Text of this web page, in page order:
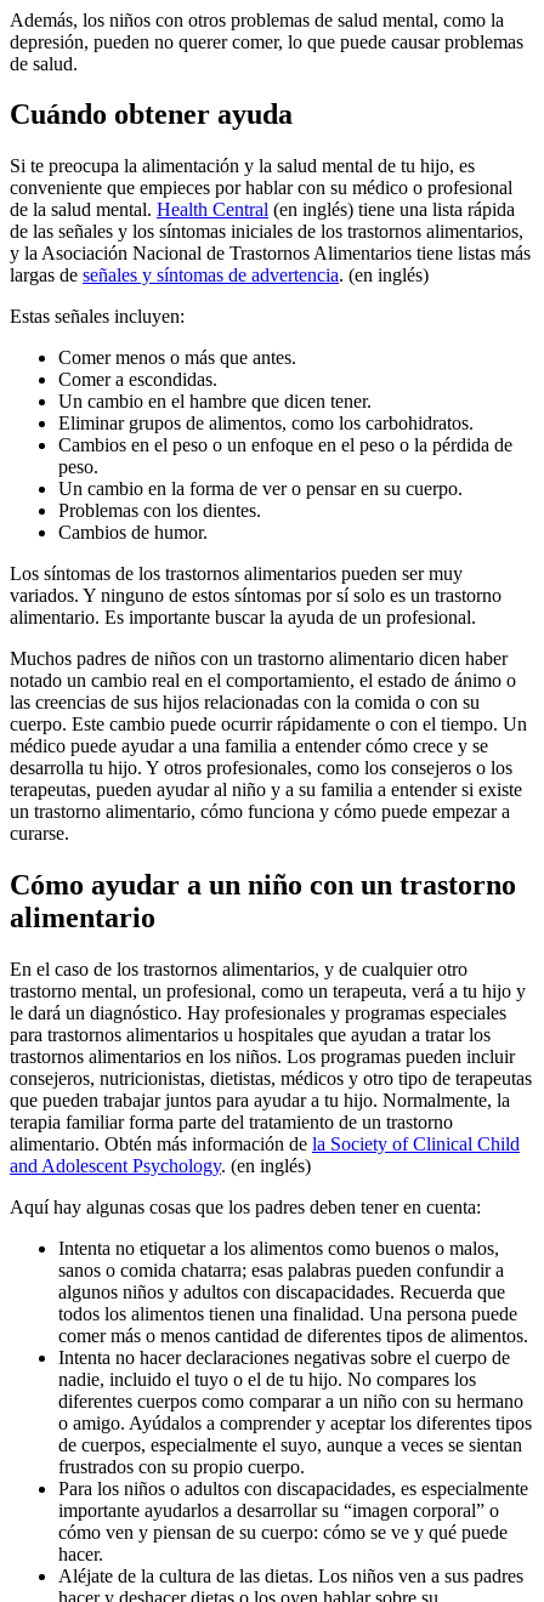
Además, los niños con otros problemas de salud mental, como la
depresión, pueden no querer comer, lo que puede causar problemas
de salud.
Cuándo obtener ayuda
Si te preocupa la alimentación y la salud mental de tu hijo, es
conveniente que empieces por hablar con su médico o profesional
de la salud mental. Health Central (en inglés) tiene una lista rápida
de las señales y los síntomas iniciales de los trastornos alimentarios,
y la Asociación Nacional de Trastornos Alimentarios tiene listas más
largas de señales y síntomas de advertencia. (en inglés)
Estas señales incluyen:
Comer menos o más que antes.
Comer a escondidas.
Un cambio en el hambre que dicen tener.
Eliminar grupos de alimentos, como los carbohidratos.
Cambios en el peso o un enfoque en el peso o la pérdida de
peso.
Un cambio en la forma de ver o pensar en su cuerpo.
Problemas con los dientes.
Cambios de humor.
Los síntomas de los trastornos alimentarios pueden ser muy
variados. Y ninguno de estos síntomas por sí solo es un trastorno
alimentario. Es importante buscar la ayuda de un profesional.
Muchos padres de niños con un trastorno alimentario dicen haber
notado un cambio real en el comportamiento, el estado de ánimo o
las creencias de sus hijos relacionadas con la comida o con su
cuerpo. Este cambio puede ocurrir rápidamente o con el tiempo. Un
médico puede ayudar a una familia a entender cómo crece y se
desarrolla tu hijo. Y otros profesionales, como los consejeros o los
terapeutas, pueden ayudar al niño y a su familia a entender si existe
un trastorno alimentario, cómo funciona y cómo puede empezar a
curarse.
Cómo ayudar a un niño con un trastorno
alimentario
En el caso de los trastornos alimentarios, y de cualquier otro
trastorno mental, un profesional, como un terapeuta, verá a tu hijo y
le dará un diagnóstico. Hay profesionales y programas especiales
para trastornos alimentarios u hospitales que ayudan a tratar los
trastornos alimentarios en los niños. Los programas pueden incluir
consejeros, nutricionistas, dietistas, médicos y otro tipo de terapeutas
que pueden trabajar juntos para ayudar a tu hijo. Normalmente, la
terapia familiar forma parte del tratamiento de un trastorno
alimentario. Obtén más información de la Society of Clinical Child
and Adolescent Psychology. (en inglés)
Aquí hay algunas cosas que los padres deben tener en cuenta:
Intenta no etiquetar a los alimentos como buenos o malos,
sanos o comida chatarra; esas palabras pueden confundir a
algunos niños y adultos con discapacidades. Recuerda que
todos los alimentos tienen una finalidad. Una persona puede
comer más o menos cantidad de diferentes tipos de alimentos.
Intenta no hacer declaraciones negativas sobre el cuerpo de
nadie, incluido el tuyo o el de tu hijo. No compares los
diferentes cuerpos como comparar a un niño con su hermano
o amigo. Ayúdalos a comprender y aceptar los diferentes tipos
de cuerpos, especialmente el suyo, aunque a veces se sientan
frustrados con su propio cuerpo.
Para los niños o adultos con discapacidades, es especialmente
importante ayudarlos a desarrollar su “imagen corporal” o
cómo ven y piensan de su cuerpo: cómo se ve y qué puede
hacer.
Aléjate de la cultura de las dietas. Los niños ven a sus padres